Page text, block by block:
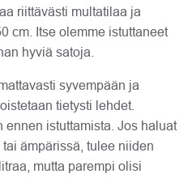
riittävästi multatilaa ja
cm. Itse olemme istuttaneet
hyviä satoja.
syvempään ja
tietysti lehdet.
istuttamista. Jos haluat
ämpärissä, tulee niiden
mutta parempi olisi